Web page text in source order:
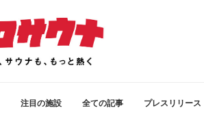
注目の施設 全ての記事 プレスリリース